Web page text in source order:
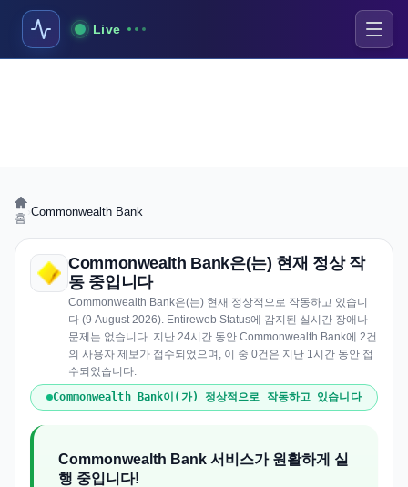
Live
홈 Commonwealth Bank
Commonwealth Bank은(는) 현재 정상 작
동 중입니다
Commonwealth Bank은(는) 현재 정상적으로 작동하고 있습니
다 (9 August 2026). Entireweb Status에 감지된 실시간 장애나
문제는 없습니다. 지난 24시간 동안 Commonwealth Bank에 2건
의 사용자 제보가 접수되었으며, 이 중 0건은 지난 1시간 동안 접
수되었습니다.
Commonwealth Bank이(가) 정상적으로 작동하고 있습니다
Commonwealth Bank 서비스가 원활하게 실
행 중입니다!